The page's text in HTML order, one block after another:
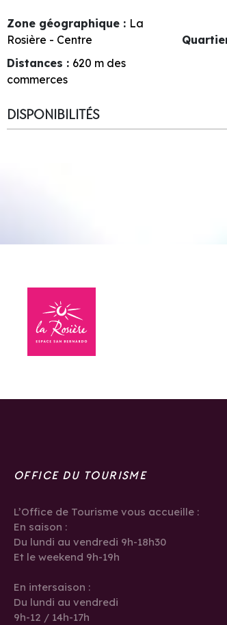
Zone géographique : La
Rosière - Centre
Distances : 620 m des
commerces
DISPONIBILITÉS
OFFICE DU TOURISME
L’Office de Tourisme vous accueille :
En saison :
Du lundi au vendredi 9h-18h30
Et le weekend 9h-19h
En intersaison :
Du lundi au vendredi
9h-12 / 14h-17h